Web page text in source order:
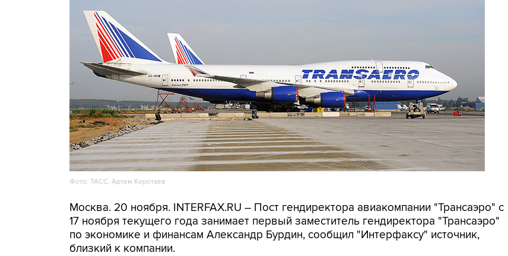
Фото: ТАСС, Артем Коротаев
Москва. 20 ноября. INTERFAX.RU – Пост гендиректора авиакомпании "Трансаэро" с
17 ноября текущего года занимает первый заместитель гендиректора "Трансаэро"
по экономике и финансам Александр Бурдин, сообщил "Интерфаксу" источник,
близкий к компании.